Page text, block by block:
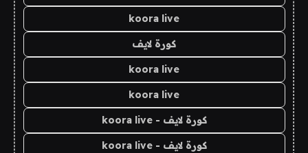
koora live
كورة لايف
koora live
koora live
كورة لايف - koora live
كورة لايف - koora live